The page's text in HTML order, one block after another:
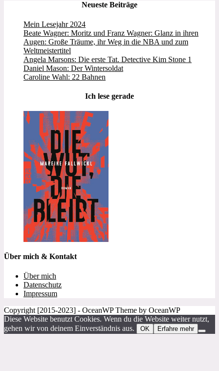
Neueste Beiträge
Mein Lesejahr 2024
Beate Wagner: Moritz und Franz Wagner: Glanz in ihren
Augen: Große Träume, ihr Weg in die NBA und zum
Weltmeistertitel
Angela Marsons: Die erste Tat. Detective Kim Stone 1
Daniel Mason: Der Wintersoldat
Caroline Wahl: 22 Bahnen
Ich lese gerade
Über mich & Kontakt
Über mich
Datenschutz
Impressum
Copyright [2015-2023] - OceanWP Theme by OceanWP
Diese Website benutzt Cookies. Wenn du die Website weiter nutzt,
gehen wir von deinem Einverständnis aus.
OK Erfahre mehr